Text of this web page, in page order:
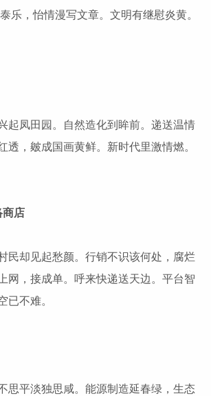
，怡情漫写文章。文明有继慰炎黄。
起凤田园。自然造化到眸前。递送温情
，皴成国画黄鲜。新时代里激情燃。
店
民却见起愁颜。行销不识该何处，腐烂
，接成单。呼来快递送天边。平台智
已不难。
思平淡独思咸。能源制造延春绿，生态